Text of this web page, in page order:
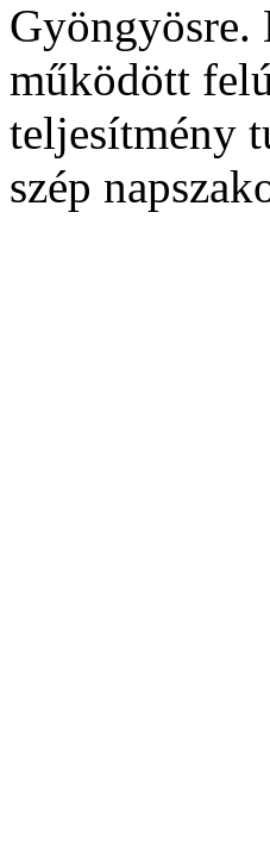
Gyöngyösre.
működött
teljesítmény
szép